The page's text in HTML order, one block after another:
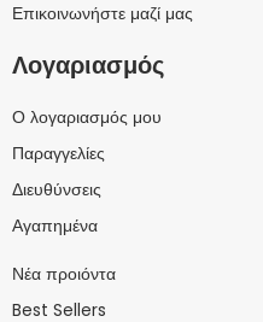
Επικοινωνήστε μαζί μας
Λογαριασμός
Ο λογαριασμός μου
Παραγγελίες
Διευθύνσεις
Αγαπημένα
Νέα προιόντα
Best Sellers